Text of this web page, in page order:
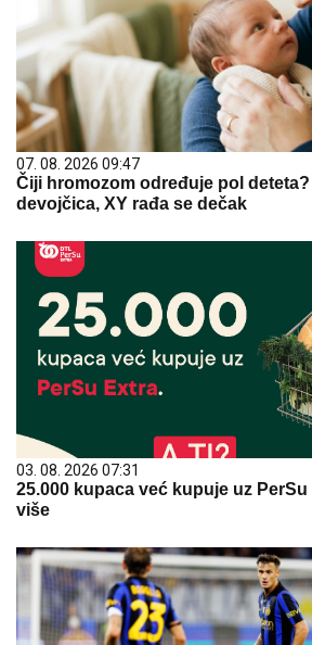
07. 08. 2026 09:47
Čiji hromozom određuje pol deteta?
devojčica, XY rađa se dečak
03. 08. 2026 07:31
25.000 kupaca već kupuje uz
više